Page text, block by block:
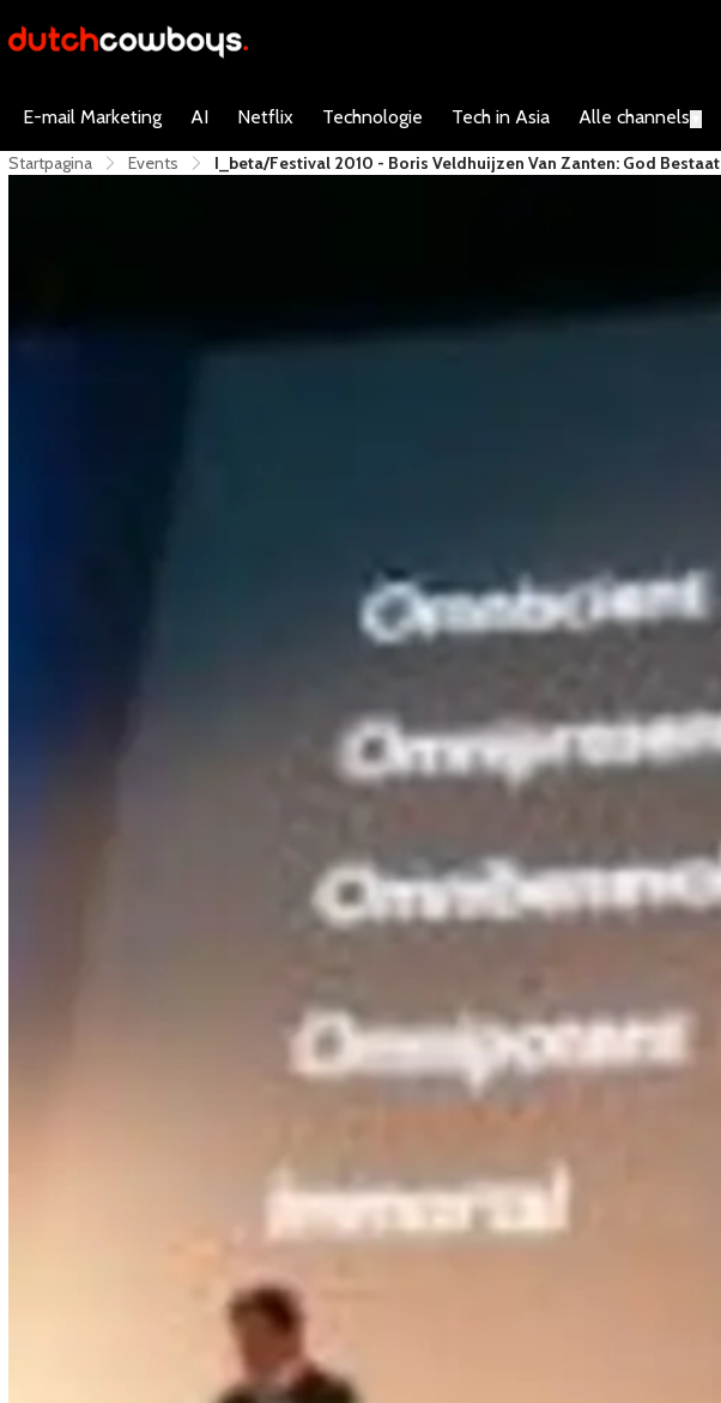
E-mail Marketing AI Netflix Technologie Tech in Asia Alle channels
Startpagina Events I_beta/festival 2010 - Boris Veldhuijzen Van Zanten: God Bestaat